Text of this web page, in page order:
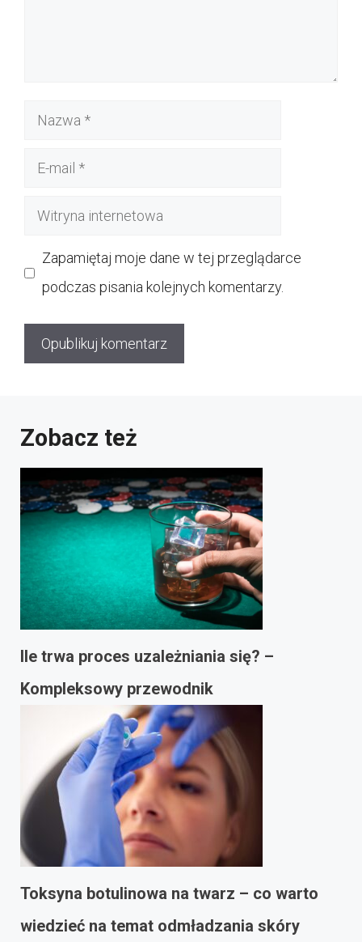
Nazwa
Witryna
Zapamiętaj moje dane w tej przeglądarce
podczas pisania kolejnych komentarzy.
Zobacz też
Ile trwa proces uzależniania się? –
Kompleksowy przewodnik
Toksyna botulinowa na twarz – co warto
wiedzieć na temat odmładzania skóry